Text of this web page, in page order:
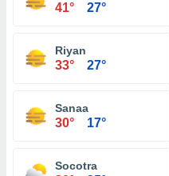
41° 27°
Riyan
33° 27°
Sanaa
30° 17°
Socotra